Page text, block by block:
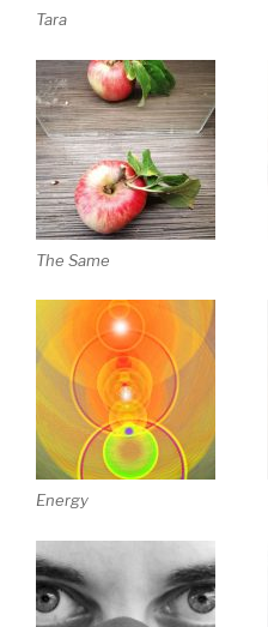
Tara
The Same
Energy